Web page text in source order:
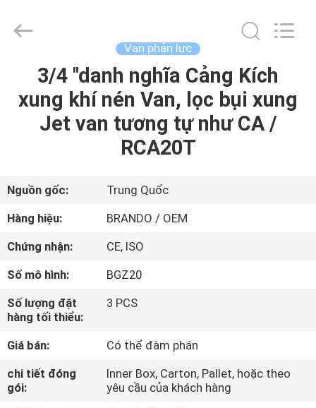
NHÀ
VỀ
CHÚNG
TÔI
CHUYẾN
THAM
QUAN
NHÀ
MÁY
Brando
Hardware
Van phản lực
3/4 "danh nghĩa Cảng Kích
xung khí nén Van, lọc bụi xung
Jet van tương tự như CA /
RCA20T
Nguồn gốc:
Trung Quốc
Hàng hiệu:
BRANDO / OEM
Chứng nhận:
CE, ISO
Số mô hình:
BGZ20
Số lượng đặt
hàng tối thiểu:
3 PCS
Giá bán:
Có thể đàm phán
chi tiết đóng
gói:
Inner Box, Carton, Pallet, hoặc theo
yêu cầu của khách hàng